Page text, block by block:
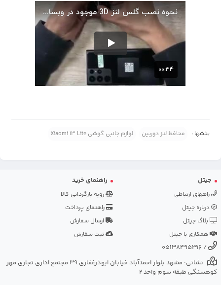
بخشها : محافظ لنز دوربین لوازم جانبی گوشی Xiaomi 13 Lite
جیتل
راههای ارتباطی
درباره جیتل
بلاگ جیتل
همکاری با جیتل
راهنمای خرید
رویه بازگردانی کالا
راهنمای پرداخت
ارسال سفارش
ثبت سفارش
/
05138495296
نشانی: مشهد بلوار احمدآباد خیابان ابوذرغفاری 39 مجتمع اداری تجاری مهر
کوهسنگی طبقه سوم واحد 2